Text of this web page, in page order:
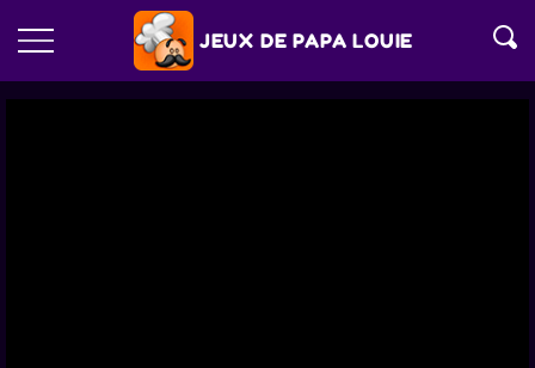
JEUX DE PAPA LOUIE